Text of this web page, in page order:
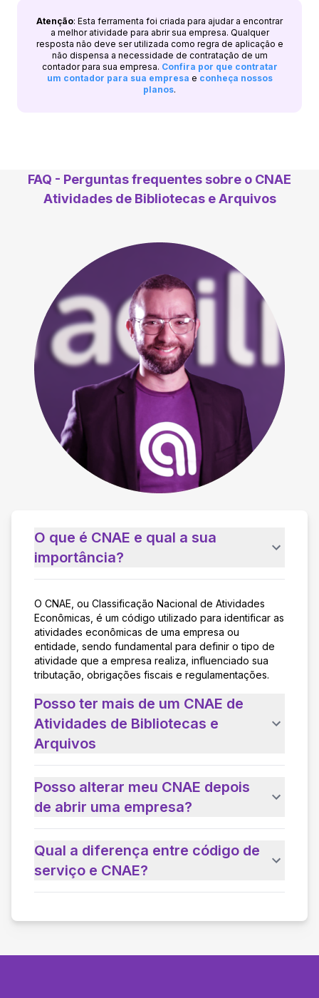
Atenção: Esta ferramenta foi criada para ajudar a encontrar
a melhor atividade para abrir sua empresa. Qualquer
resposta não deve ser utilizada como regra de aplicação e
não dispensa a necessidade de contratação de um
contador para sua empresa. Confira por que contratar
um contador para sua empresa e conheça nossos
planos.
FAQ - Perguntas frequentes sobre o CNAE
Atividades de Bibliotecas e Arquivos
O que é CNAE e qual a sua
importância?
O CNAE, ou Classificação Nacional de Atividades
Econômicas, é um código utilizado para identificar as
atividades econômicas de uma empresa ou
entidade, sendo fundamental para definir o tipo de
atividade que a empresa realiza, influenciado sua
tributação, obrigações fiscais e regulamentações.
Posso ter mais de um CNAE de
Atividades de Bibliotecas e
Arquivos
Posso alterar meu CNAE depois
de abrir uma empresa?
Qual a diferença entre código de
serviço e CNAE?